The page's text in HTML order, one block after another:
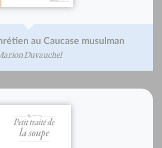
au Caucase musulman
Duvauchel